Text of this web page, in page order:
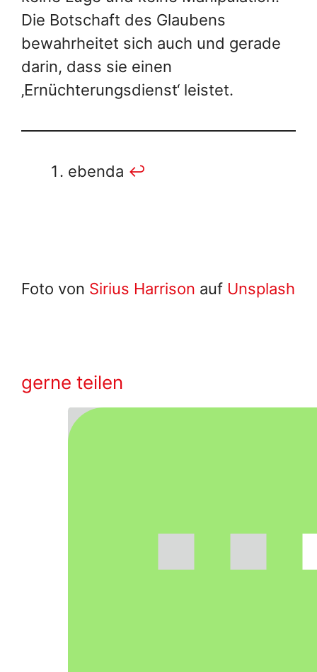
Die Botschaft des Glaubens
bewahrheitet sich auch und gerade
darin, dass sie einen
‚Ernüchterungsdienst‘ leistet.
ebenda ↩︎
Foto von Sirius Harrison auf Unsplash
gerne teilen